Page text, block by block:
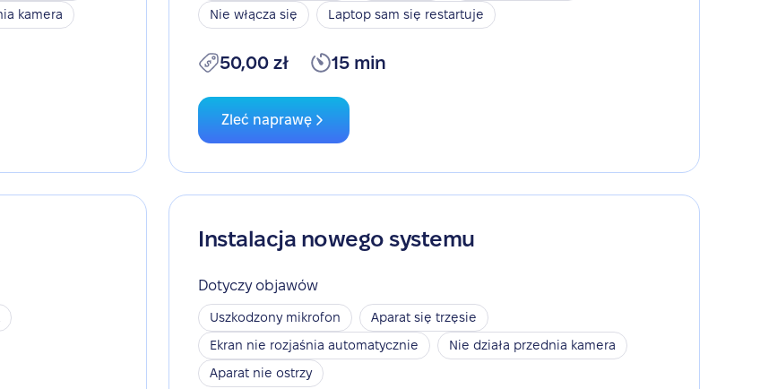
kamera
Nie włącza się
Laptop sam się restartuje
50,00 zł 15 min
Zleć naprawę
Instalacja nowego systemu
Dotyczy objawów
Uszkodzony mikrofon
Aparat się trzęsie
Ekran nie rozjaśnia automatycznie
Nie działa przednia kamera
Aparat nie ostrzy